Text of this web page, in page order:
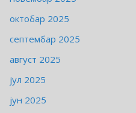
октобар 2025
септембар 2025
август 2025
јул 2025
јун 2025